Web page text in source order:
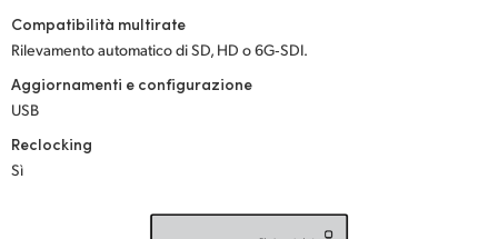
Spain
Sweden
Compatibilità multirate
Rilevamento automatico di SD, HD o 6G‑SDI.
Aggiornamenti e configurazione
USB
Reclocking
Sì